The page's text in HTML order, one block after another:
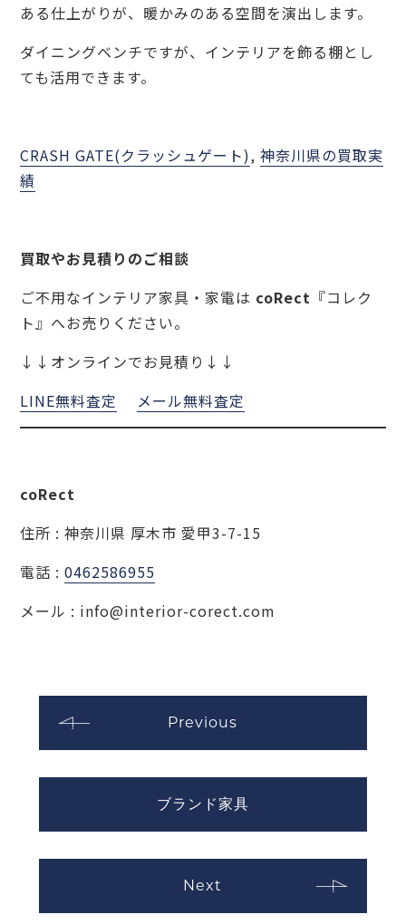
ある仕上がりが、暖かみのある空間を演出します。
ダイニングベンチですが、インテリアを飾る棚とし
ても活用できます。
CRASH GATE(クラッシュゲート), 神奈川県の買取実
績
買取やお見積りのご相談
ご不用なインテリア家具・家電は coRect 『コレク
ト』へお売りください。
↓↓オンラインでお見積り↓↓
LINE無料査定
メール無料査定
coRect
住所 : 神奈川県 厚木市 愛甲3-7-15
電話 :0462586955
メール : info@interior-corect.com
Previous
ブランド家具
Next